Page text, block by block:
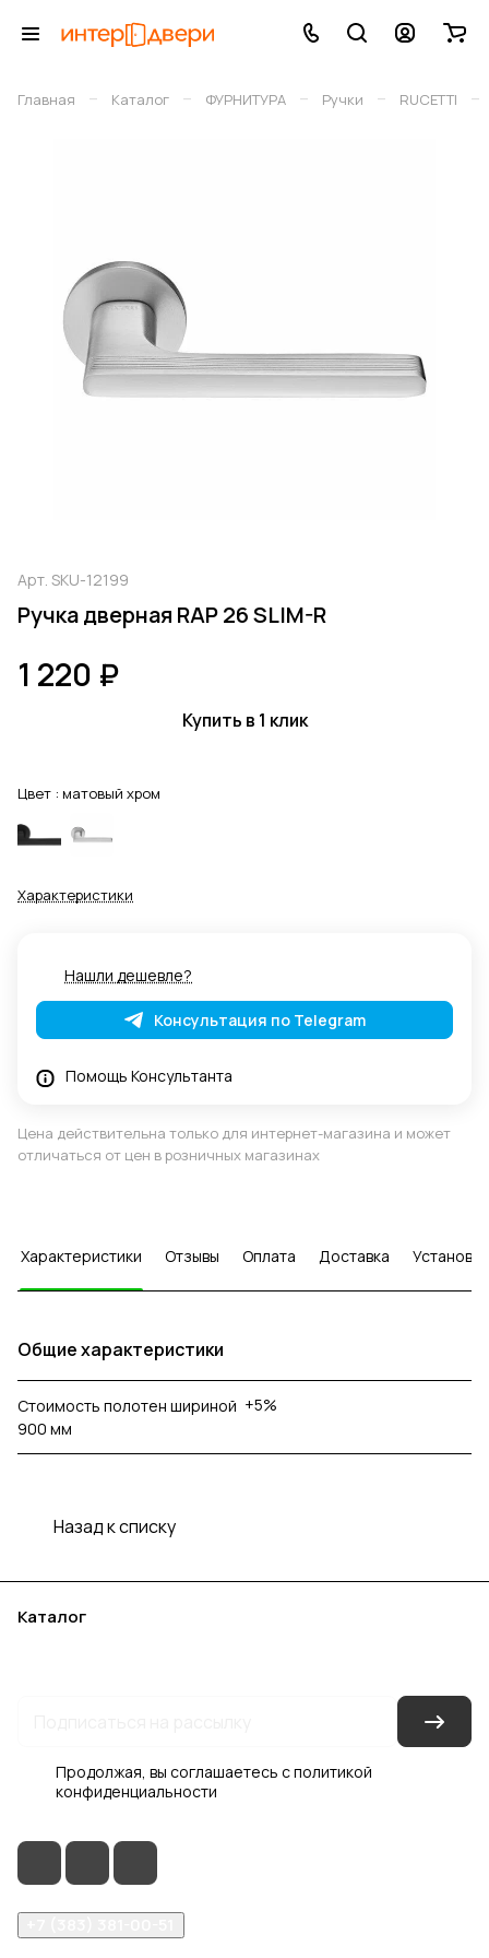
Главная – Каталог – ФУРНИТУРА – Ручки – RUCETTI –
Арт. SKU-12199
Ручка дверная RAP 26 SLIM-R
1 220 ₽
Купить в 1 клик
Цвет : матовый хром
Характеристики
Нашли дешевле?
Консультация по Telegram
Помощь Консультанта
Цена действительна только для интернет-магазина и может
отличаться от цен в розничных магазинах
Характеристики Отзывы Оплата Доставка Установка
Общие характеристики
Стоимость полотен шириной
900 мм
+5%
Назад к списку
Каталог
Продолжая, вы соглашаетесь сполитикой
конфиденциальности